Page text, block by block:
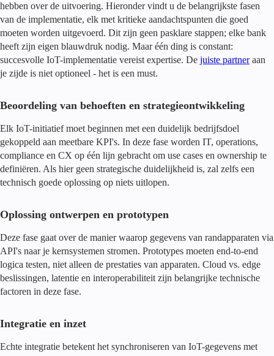
hebben over de uitvoering. Hieronder vindt u de belangrijkste fasen
van de implementatie, elk met kritieke aandachtspunten die goed
moeten worden uitgevoerd. Dit zijn geen pasklare stappen; elke bank
heeft zijn eigen blauwdruk nodig. Maar één ding is constant:
succesvolle IoT-implementatie vereist expertise. De juiste partneraan
je zijde is niet optioneel - het is een must.
Beoordeling van behoeften en strategieontwikkeling
Elk IoT-initiatief moet beginnen met een duidelijk bedrijfsdoel
gekoppeld aan meetbare KPI's. In deze fase worden IT, operations,
compliance en CX op één lijn gebracht om use cases en ownership te
definiëren. Als hier geen strategische duidelijkheid is, zal zelfs een
technisch goede oplossing op niets uitlopen.
Oplossing ontwerpen en prototypen
Deze fase gaat over de manier waarop gegevens van randapparaten via
API's naar je kernsystemen stromen. Prototypes moeten end-to-end
logica testen, niet alleen de prestaties van apparaten. Cloud vs. edge
beslissingen, latentie en interoperabiliteit zijn belangrijke technische
factoren in deze fase.
Integratie en inzet
Echte integratie betekent het synchroniseren van IoT-gegevens met